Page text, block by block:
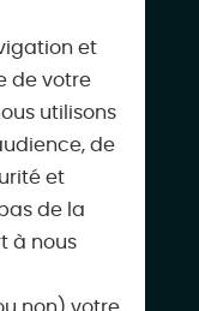
et
de votre
utilisons
de
et
de la
à nous